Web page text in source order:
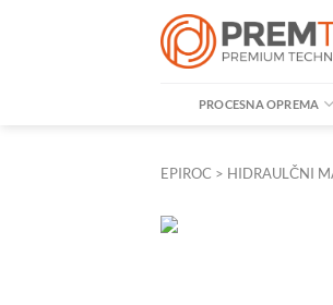
PROCESNA OPREMA
EPIROC > HIDRAULČNI